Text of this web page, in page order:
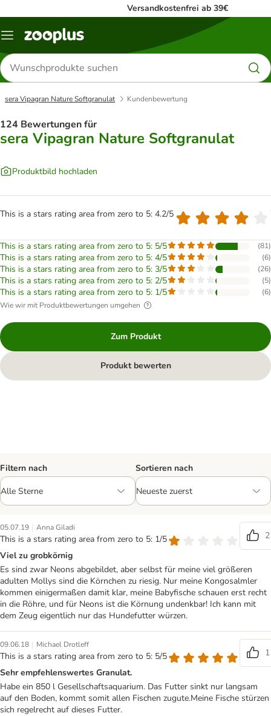
Versandkostenfrei ab 39€
Menü
Produkte
suchen
sera Vipagran Nature Softgranulat Kundenbewertung
124 Bewertungen für
sera Vipagran Nature Softgranulat
Produktbild hochladen
This is a stars rating area from zero to 5: 4.2/5
This is a stars rating area from zero to 5: 5/5 (81)
This is a stars rating area from zero to 5: 4/5 (6)
This is a stars rating area from zero to 5: 3/5 (26)
This is a stars rating area from zero to 5: 2/5 (5)
This is a stars rating area from zero to 5: 1/5 (6)
Wie wir mit Produktbewertungen umgehen
Zum Produkt
Produkt bewerten
Filtern nach Sortieren nach
05.07.19 | Anna Giladi
This is a stars rating area from zero to 5: 1/5
2
Viel zu grobkörnig
Es sind zwar Neons abgebildet, aber selbst für meine viel größeren
adulten Mollys sind die Körnchen zu riesig. Nur meine Kongosalmler
kommen einigermaßen damit klar, meine Babyfische schauen erst recht
in die Röhre, und für Neons ist die Körnung undenkbar! Ich kann mit
dem Zeug eigentlich nur das Hundefutter würzen.
09.06.18 | Michael Drotleff
This is a stars rating area from zero to 5: 5/5
1
Sehr empfehlenswertes Granulat.
Habe ein 850 l Gesellschaftsaquarium. Das Futter sinkt nur langsam
auf den Boden, kommt somit allen Fischen zugute.Meine Fische stürzen
sich regelrecht auf dieses Futter.